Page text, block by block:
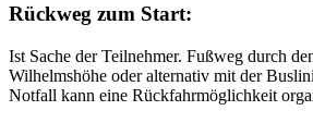
Rückweg zum Start:
Ist Sache der Teilnehmer. Fußweg durch
Wilhelmshöhe oder alternativ mit der
Notfall kann eine Rückfahrmöglichkeit